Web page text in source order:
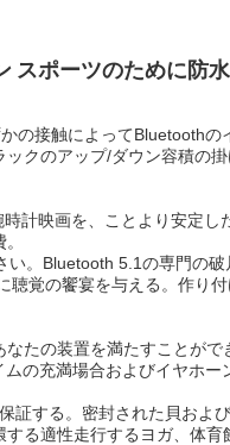
ポーツのために防
の接触によってBluetoothの
クのアップ/ダウン容積の掛
計映画を、ことより安定し
。Bluetooth 5.1の専門の破
聴覚の饗宴を与える。作り
たの装置を満たすことがで
の充満場合およびイヤホー
証する。密封された貝およ
る適性走行するヨガ、体育